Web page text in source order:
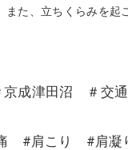
た、立ちくらみを
成津田沼 ＃交
#肩こり #肩凝